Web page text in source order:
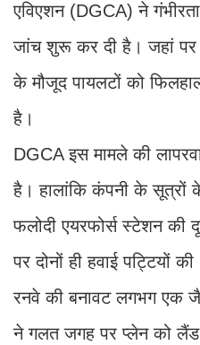
एविएशन (DGCA) ने
जांच शुरू कर दी है। जहां पर
के मौजूद पायलटों को
है।
DGCA इस मामले की
है। हालांकि कंपनी के सूत्रों
फलोदी एयरफोर्स स्टेशन की
पर दोनों ही हवाई पट्टियों
रनवे की बनावट लगभग एक
ने गलत जगह पर प्लेन को लैंड